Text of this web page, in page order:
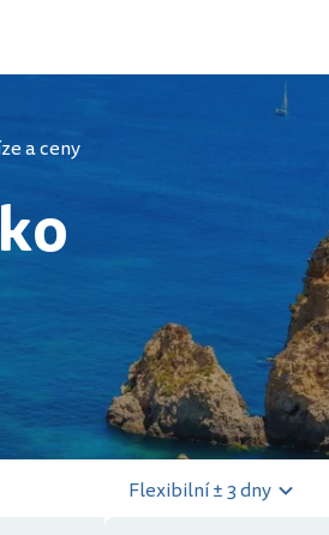
a ceny
Flexibilní ± 3 dny